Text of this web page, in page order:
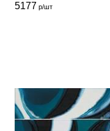
5177 р/шт